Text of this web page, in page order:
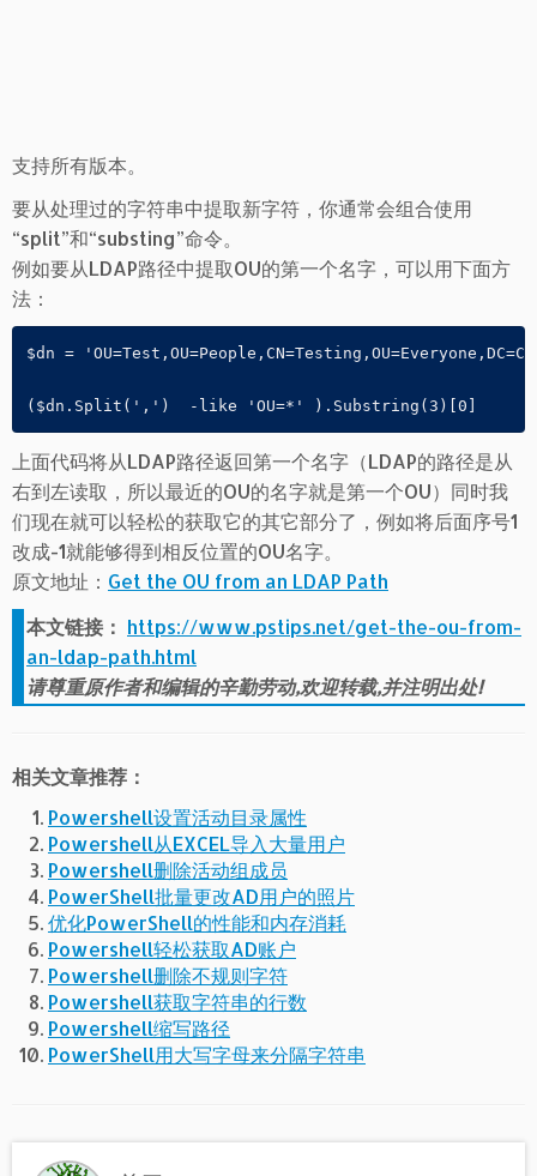
支持所有版本。
要从处理过的字符串中提取新字符，你通常会组合使用
“split”和“substing”命令。
例如要从LDAP路径中提取OU的第一个名字，可以用下面方
法：
$dn =
上面代码将从LDAP路径返回第一个名字（LDAP的路径是从
右到左读取，所以最近的OU的名字就是第一个OU）同时我
们现在就可以轻松的获取它的其它部分了，例如将后面序号1
改成-1就能够得到相反位置的OU名字。
原文地址： Get the OU from an LDAP Path
本文链接： https://www.pstips.net/get-the-ou-from-
an-ldap-path.html
请尊重原作者和编辑的辛勤劳动,欢迎转载,并注明出处!
相关文章推荐：
Powershell设置活动目录属性
Powershell从EXCEL导入大量用户
Powershell删除活动组成员
PowerShell批量更改AD用户的照片
优化PowerShell的性能和内存消耗
Powershell轻松获取AD账户
Powershell删除不规则字符
Powershell获取字符串的行数
Powershell缩写路径
PowerShell用大写字母来分隔字符串